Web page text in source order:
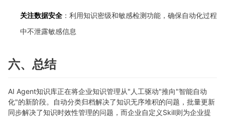
关注数据安全 ：利用知识密级和敏感检测功能，确保自动化过程
中不泄露敏感信息
六、总结
AI Agent知识库正在将企业知识管理从"人工驱动"推向"智能自动
化"的新阶段。自动分类归档解决了知识无序堆积的问题，批量更新
同步解决了知识时效性管理的问题，而企业自定义Skill则为企业提